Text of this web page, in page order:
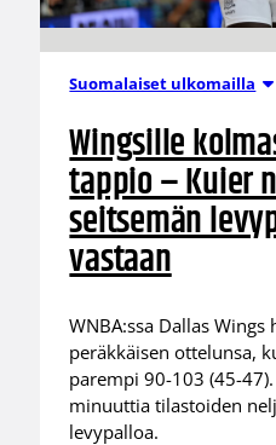
Suomalaiset ulkomailla
Wingsille
tappio – Kuier
seitsemän
vastaan
WNBA:ssa Dallas
peräkkäisen ottelunsa,
parempi 90-103 (45-
minuuttia tilastoiden
levypalloa.